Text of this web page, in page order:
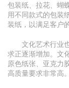
包装纸、拉花、蝴
用不同款式的包装
装纸，以满足客户
文化艺术行业
求正逐渐增加。文
原色纸张、亚克力
高质量要求非常高。